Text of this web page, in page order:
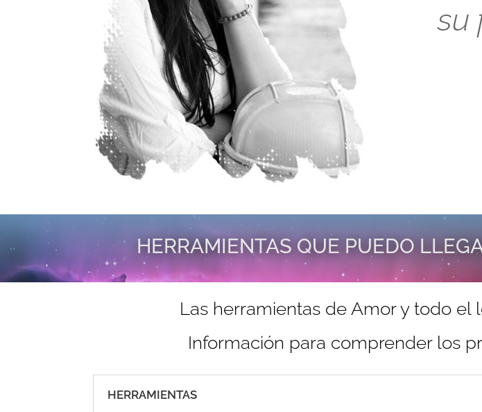
su
HERRAMIENTAS QUE PUEDO
Las herramientas de Amor y todo el
Información para comprender los
HERRAMIENTAS